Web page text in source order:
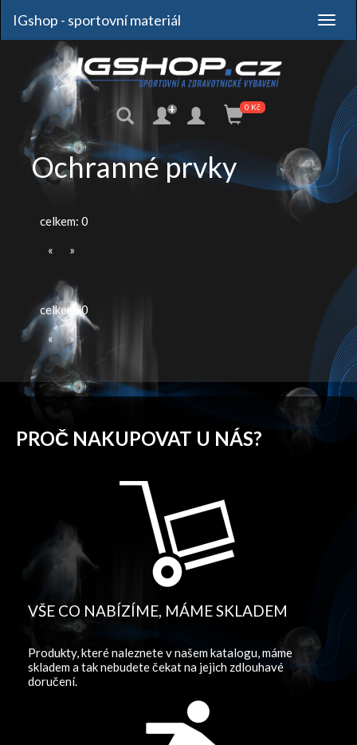
+ 0 Kč
IGshop - sportovní materiál
Ochranné prvky
celkem: 0
«
»
celkem: 0
«
»
PROČ NAKUPOVAT U NÁS?
VŠE CO NABÍZÍME, MÁME SKLADEM
Produkty, které naleznete v našem katalogu, máme
skladem a tak nebudete čekat na jejich zdlouhavé
doručení.